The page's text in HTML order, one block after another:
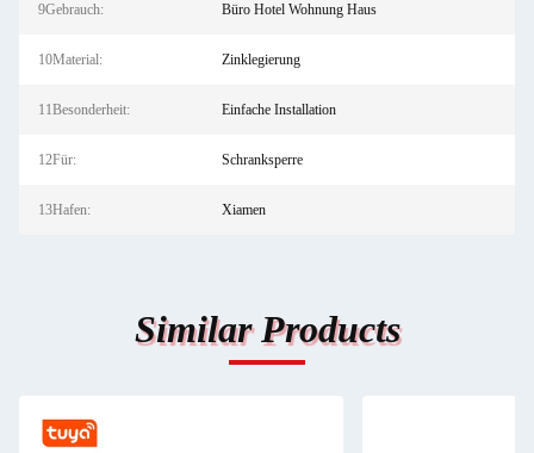
9Gebrauch: Büro Hotel Wohnung Haus
10Material: Zinklegierung
11Besonderheit: Einfache Installation
12Für: Schranksperre
13Hafen: Xiamen
Similar Products